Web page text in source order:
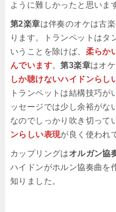
ように難しかったと思いま
第2楽章は伴奏のオケは古
ります。トランペットはタ
いうことを除けば、 柔らか
んでいます。第3楽章はオ
しか聴けないハイドンらし
トランペットは結構技巧が
ッセージでは少し余裕がな
なのでしっかり吹き切って
ンらしい表現が良く使われ
カップリングはオルガン協
ハイドンがホルン協奏曲を
知りました。